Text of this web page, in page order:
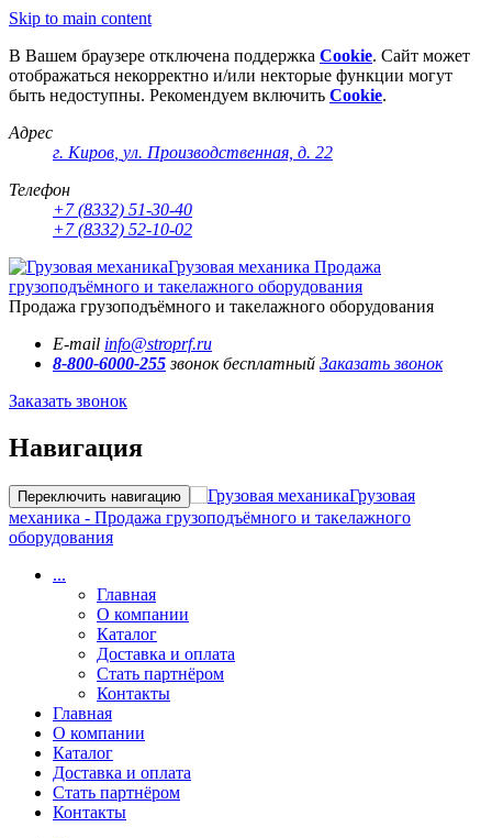
Skip to main content
В Вашем браузере отключена поддержка Cookie. Сайт может
отображаться некорректно и/или некторые функции могут
быть недоступны. Рекомендуем включить Cookie.
Адрес
г. Киров ул. Производственная, д. 22
Телефон
+7 (8332) 51-30-40
+7 (8332) 52-10-02
Грузовая механика Продажа
грузоподъёмного и такелажного оборудования
Продажа грузоподъёмного и такелажного оборудования
E-mail info@stroprf.ru
8-800-6000-255 звонок бесплатный Заказать звонок
Заказать звонок
Навигация
Переключить навигацию
Грузовая
механика - Продажа грузоподъёмного и такелажного
оборудования
...
Главная
О компании
Каталог
Доставка и оплата
Стать партнёром
Контакты
Главная
О компании
Каталог
Доставка и оплата
Стать партнёром
Контакты